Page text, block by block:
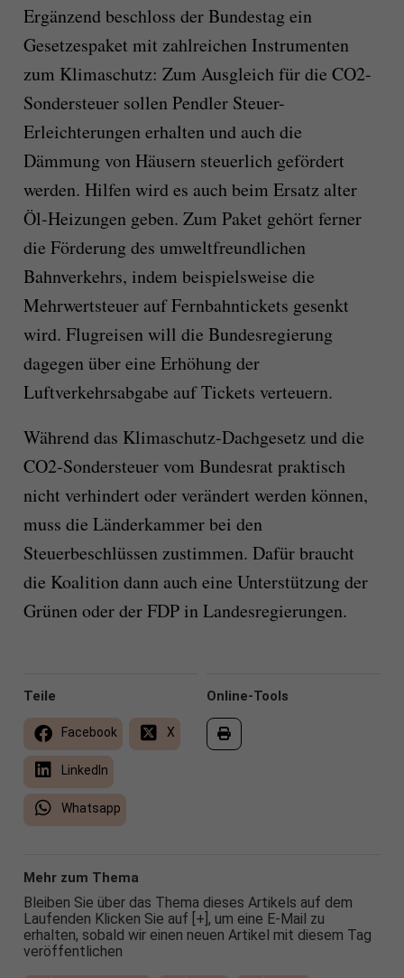
Ergänzend beschloss der Bundestag ein
Gesetzespaket mit zahlreichen Instrumenten
zum Klimaschutz: Zum Ausgleich für die CO2-
Sondersteuer sollen Pendler Steuer-
Erleichterungen erhalten und auch die
Dämmung von Häusern steuerlich gefördert
werden. Hilfen wird es auch beim Ersatz alter
Öl-Heizungen geben. Zum Paket gehört ferner
die Förderung des umweltfreundlichen
Bahnverkehrs, indem beispielsweise die
Mehrwertsteuer auf Fernbahntickets gesenkt
wird. Flugreisen will die Bundesregierung
dagegen über eine Erhöhung der
Luftverkehrsabgabe auf Tickets verteuern.
Während das Klimaschutz-Dachgesetz und die
CO2-Sondersteuer vom Bundesrat praktisch
nicht verhindert oder verändert werden können,
muss die Länderkammer bei den
Steuerbeschlüssen zustimmen. Dafür braucht
die Koalition dann auch eine Unterstützung der
Grünen oder der FDP in Landesregierungen.
Online-Tools
Teile
Facebook X
LinkedIn
Whatsapp
Mehr zum Thema
Bleiben Sie über das Thema dieses Artikels auf dem
Laufenden Klicken Sie auf [+], um eine E-Mail zu
erhalten, sobald wir einen neuen Artikel mit diesem Tag
veröffentlichen